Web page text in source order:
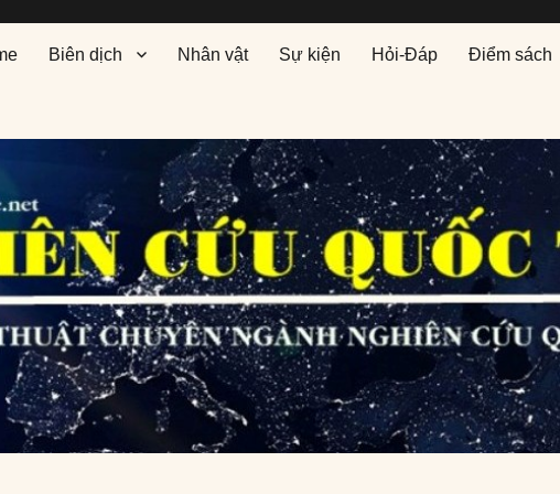
Biên dịch Nhân vật Sự kiện Hỏi-Đáp Điểm sách